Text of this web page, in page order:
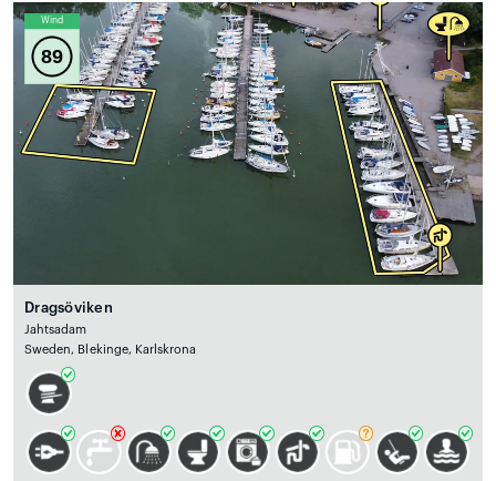
Wind
89
Dragsöviken
Jahtsadam
Sweden, Blekinge, Karlskrona